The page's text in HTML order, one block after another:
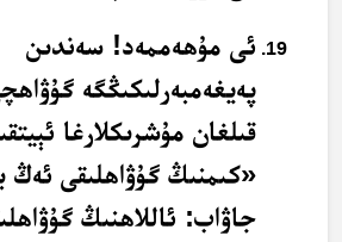
ئى مۇھەممەد! سەندىن
پەيغەمبەرلىكىڭگە
قىلغان مۇشرىكلارغا
«كىمنىڭ گۇۋاھلىقى ئەڭ
جاۋاب: ئاللاھنىڭ